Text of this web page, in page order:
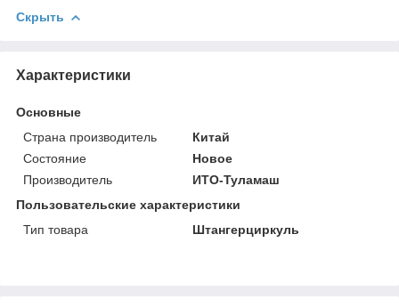
Скрыть
Характеристики
Основные
Страна производитель
Китай
Состояние
Новое
Производитель
ИТО-Туламаш
Пользовательские характеристики
Тип товара
Штангерциркуль